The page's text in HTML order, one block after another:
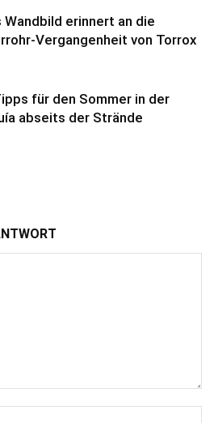
Wandbild erinnert an die
Vergangenheit von Torrox
für den Sommer in der
abseits der Strände